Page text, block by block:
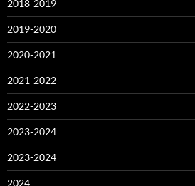
2018-2019
2019-2020
2020-2021
2021-2022
2022-2023
2023-2024
2023-2024
2024